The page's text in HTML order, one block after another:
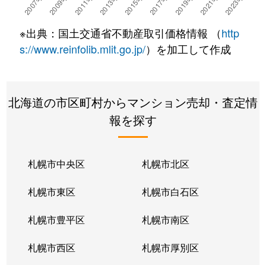
湯川町 780万円 湯の川温泉
徒歩4
湯浜町
450万円 函館アリーナ前
徒歩15
若松町
630万円 函館駅前 徒歩6
※出典：国土交通省不動産取引価格情報 （http
s://www.reinfolib.mlit.go.jp/）を加工して作成
北海道の市区町村からマンション売却・査定情
報を探す
札幌市中央区 札幌市北区
札幌市東区 札幌市白石区
札幌市豊平区 札幌市南区
札幌市西区 札幌市厚別区